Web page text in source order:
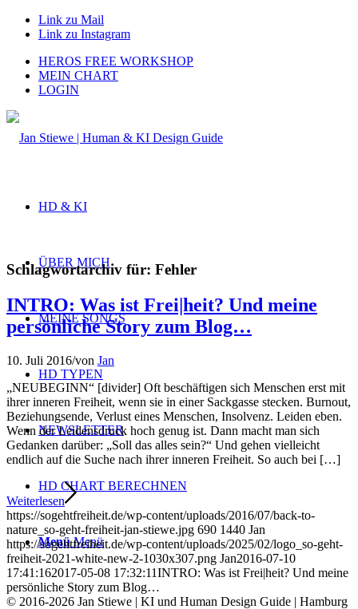
Link zu Mail
Link zu Instagram
HEROS FREE WORKSHOP
MEIN CHART
LOGIN
HD & KI
ÜBER MICH
MEINE SONGS
HD TYPEN
NEWSLETTER
HD CHART BERECHNEN
Menü Menü
Schlagwortarchiv für: Fehler
INTRO: Was ist Frei|heit? Und meine
persönliche Story zum Blog…
10. Juli 2016/von Jan
„NEUBEGINN“ [divider] Oft beschäftigen sich Menschen erst mit
ihrer inneren Freiheit, wenn sie in einer Sackgasse stecken. Burnout,
Beziehungsende, Verlust eines Menschen, Insolvenz. Leiden eben.
Wenn der Leidensdruck hoch genug ist. Dann macht man sich
Gedanken darüber: „Soll das alles sein?“ Und gehen vielleicht
endlich auf die Suche nach ihrer inneren Freiheit. So auch bei […]
Weiterlesen
https://sogehtfreiheit.de/wp-content/uploads/2016/07/back-to-
nature_so-geht-freiheit-jan-stiewe.jpg 690 1440 Jan
https://sogehtfreiheit.de/wp-content/uploads/2025/02/logo_so-geht-
freiheit-2021-white-new-2-1030x307.png Jan2016-07-10
17:41:162017-05-08 17:32:11INTRO: Was ist Frei|heit? Und meine
persönliche Story zum Blog…
© 2016-2026 Jan Stiewe | KI und Human Design Guide | Hamburg